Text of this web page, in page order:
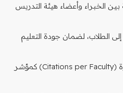
بين الخبراء وأعضاء هيئة التدريس
الطلاب، لضمان جودة التعليم
اقتباسات الأبحاث المنشورة (Citations per Faculty) كمؤشر